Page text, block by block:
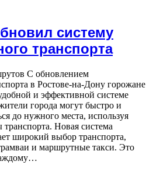
систему
транспорта
С обновлением
в Ростове-на-Дону горожане
и эффективной системе
города могут быстро и
до нужного места, используя
Новая система
широкий выбор транспорта,
и маршрутные такси. Это